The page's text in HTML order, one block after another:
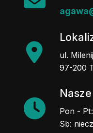
ul.
97-200
Pon -
Sb: